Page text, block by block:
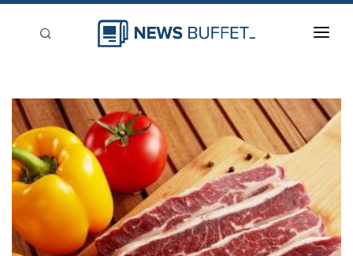
新聞稿分類
登入
刊登